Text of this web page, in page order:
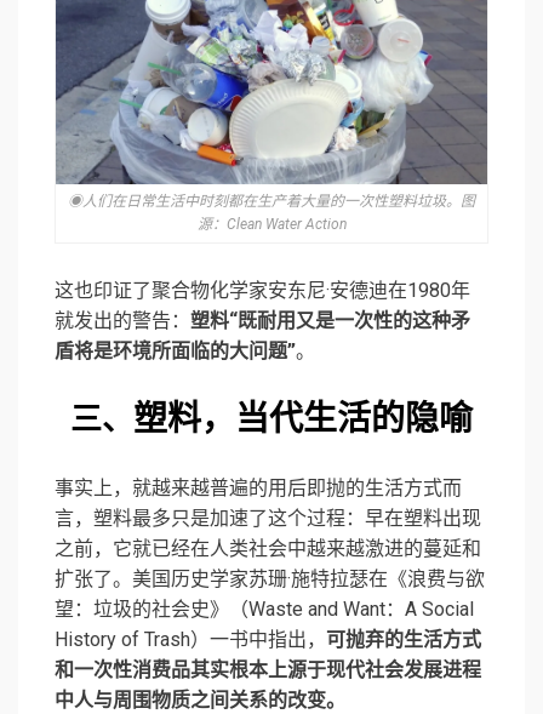
◉人们在日常生活中时刻都在生产着大量的一次性塑料垃圾。图
源：Clean Water Action
这也印证了聚合物化学家安东尼·安德迪在1980年
就发出的警告： 塑料“既耐用又是一次性的这种矛
盾将是环境所面临的大问题”。
三、 塑料，当代生活的隐喻
事实上，就越来越普遍的用后即抛的生活方式而
言，塑料最多只是加速了这个过程：早在塑料出现
之前，它就已经在人类社会中越来越激进的蔓延和
扩张了。美国历史学家苏珊·施特拉瑟在《浪费与欲
望：垃圾的社会史》（Waste and Want：A Social
History of Trash）一书中指出， 可抛弃的生活方式
和一次性消费品其实根本上源于现代社会发展进程
中人与周围物质之间关系的改变。